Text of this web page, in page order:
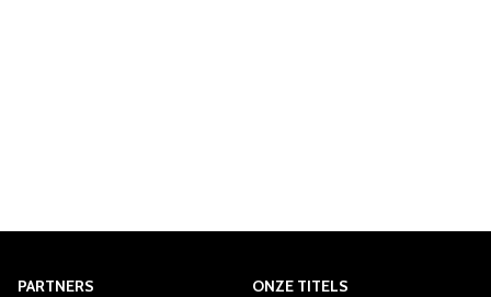
PARTNERS
ONZE TITELS